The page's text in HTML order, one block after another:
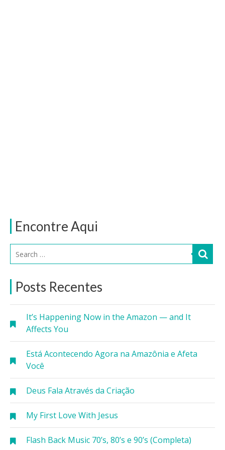
Encontre Aqui
Posts Recentes
It’s Happening Now in the Amazon — and It
Affects You
Está Acontecendo Agora na Amazônia e Afeta
Você
Deus Fala Através da Criação
My First Love With Jesus
Flash Back Music 70’s, 80’s e 90’s (Completa)